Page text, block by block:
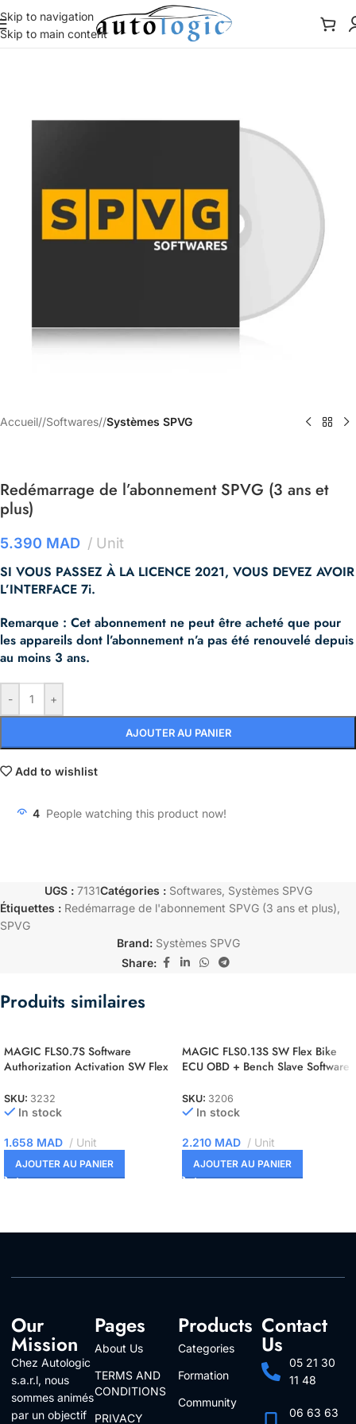
Skip to navigation
Skip to main content
Accueil/ Softwares/ Systèmes SPVG
Redémarrage de l’abonnement SPVG (3 ans et
plus)
5.390 MAD Unit
SI VOUS PASSEZ À LA LICENCE 2021, VOUS DEVEZ AVOIR
L’INTERFACE 7i.
Remarque : Cet abonnement ne peut être acheté que pour
les appareils dont l’abonnement n’a pas été renouvelé depuis
au moins 3 ans.
- +
AJOUTER AU PANIER
Add to wishlist
4 People watching this product now!
UGS : 7131Catégories : Softwares, Systèmes SPVG
Étiquettes : Redémarrage de l'abonnement SPVG (3 ans et plus)
SPVG
Brand: Systèmes SPVG
Share:
Produits similaires
MAGIC FLS0.7S Software
Authorization Activation SW Flex
SKU: 3232
In stock
1.658 MAD Unit
AJOUTER AU PANIER
MAGIC FLS0.13S SW Flex Bike
ECU OBD + Bench Slave Software
SKU: 3206
In stock
2.210 MAD Unit
AJOUTER AU PANIER
Our
Mission
Chez Autologic
s.a.r.l, nous
sommes animés
par un objectif
Pages
About Us
TERMS AND
CONDITIONS
PRIVACY
Products
Categories
Formation
Community
Contact
Us
05 21 30
11 48
06 63 63